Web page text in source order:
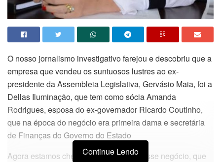
O nosso jornalismo investigativo farejou e descobriu que a
empresa que vendeu os suntuosos lustres ao ex-
presidente da Assembleia Legislativa, Gervásio Maia, foi a
Dellas Iluminação, que tem como sócia Amanda
Rodrigues, esposa do ex-governador Ricardo Coutinho,
que na época do negócio era primeira dama e secretária
de Finanças do Governo do Estado
Agora estamos checando o tamanho desse negócio, que
Continue Lendo